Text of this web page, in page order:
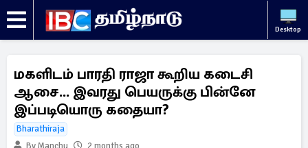
Desktop
மகளிடம் பாரதி ராஜா கூறிய கடைசி
ஆசை... இவரது பெயருக்கு பின்னே
இப்படியொரு கதையா?
Bharathiraja